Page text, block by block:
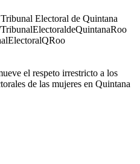
Electoral de Quintana
el respeto irrestricto a los
de las mujeres en Quintana